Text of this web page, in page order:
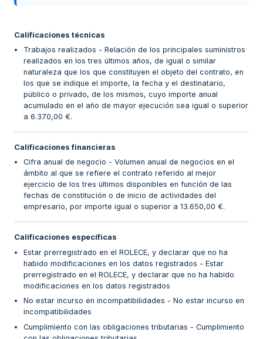
Calificaciones técnicas
Trabajos realizados - Relación de los principales suministros
realizados en los tres últimos años, de igual o similar
naturaleza que los que constituyen el objeto del contrato, en
los que se indique el importe, la fecha y el destinatario,
público o privado, de los mismos, cuyo importe anual
acumulado en el año de mayor ejecución sea igual o superior
a 6.370,00 €.
Calificaciones financieras
Cifra anual de negocio - Volumen anual de negocios en el
ámbito al que se refiere el contrato referido al mejor
ejercicio de los tres últimos disponibles en función de las
fechas de constitución o de inicio de actividades del
empresario, por importe igual o superior a 13.650,00 €.
Calificaciones específicas
Estar prerregistrado en el ROLECE, y declarar que no ha
habido modificaciones en los datos registrados - Estar
prerregistrado en el ROLECE, y declarar que no ha habido
modificaciones en los datos registrados
No estar incurso en incompatibilidades - No estar incurso en
incompatibilidades
Cumplimiento con las obligaciones tributarias - Cumplimiento